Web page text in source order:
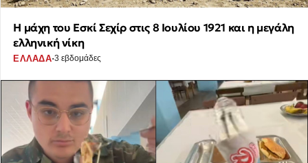
Η μάχη του Εσκί Σεχίρ στις 8 Ιουλίου 1921 και η μεγάλη
ελληνική νίκη
ΕΛΛΑΔΑ·3 εβδομάδες